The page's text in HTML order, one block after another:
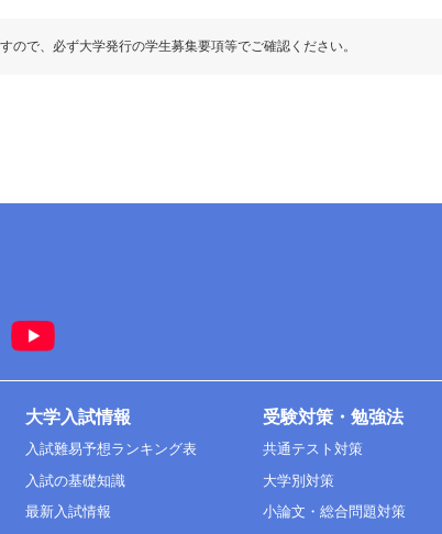
で、必ず大学発行の学生募集要項等でご確認ください。
大学入試情報
入試難易予想ランキング表
入試の基礎知識
最新入試情報
受験対策・勉強法
共通テスト対策
大学別対策
小論文・総合問題対策